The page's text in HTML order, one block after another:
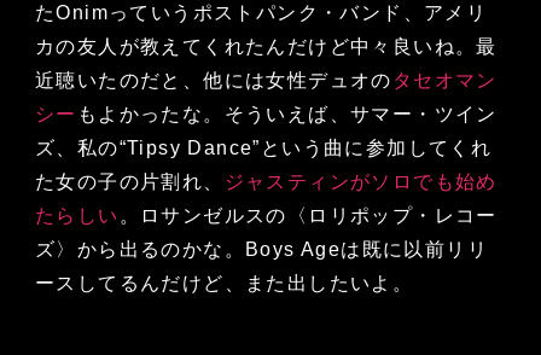
たOnimっていうポストパンク・バンド、アメリ
カの友人が教えてくれたんだけど中々良いね。最
近聴いたのだと、他には女性デュオの タセオマン
シー もよかったな。そういえば、サマー・ツイン
ズ、私の“Tipsy Dance”という曲に参加してくれ
た女の子の片割れ、
ジャスティンがソロでも始め
たらしい 。ロサンゼルスの〈ロリポップ・レコー
ズ〉から出るのかな。Boys Ageは既に以前リリ
ースしてるんだけど、また出したいよ。